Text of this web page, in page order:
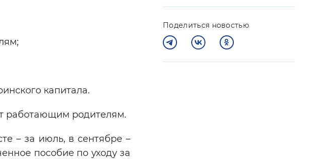
капитала.
работающим родителям.
– за июль, в сентябре –
пособие по уходу за
Поделиться новостью